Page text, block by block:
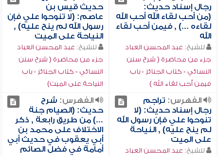
رجال إسناد حديث:
(من أحب لقاء الله أحب الله
لقاءه ...) , فيمن أحب لقاء
الله
للشيخ: عبد المحسن العباد
جزء من محاضرة ( شرح سنن
النسائي - كتاب الجنائز - باب
فيمن أحب لقاء الله )
حديث قيس بن
عاصم: (لا تنوحوا علي فإن
رسول الله لم ينح عليه) ,
النياحة على الميت
للشيخ: عبد المحسن العباد
جزء من محاضرة ( شرح سنن
النسائي - كتاب الجنائز - باب
النياحة على الميت)
الفهرس: تراجم
رجال إسناد حديث: (لا
تنوحوا علي فإن رسول الله
لم ينح عليه) , النياحة
على الميت
للشيخ: عبد المحسن العباد
الفهرس: شرح
حديث: (الصيام جنة
...) من طريق رابعة , ذكر
الاختلاف على محمد بن
أبي يعقوب في حديث أبي
أمامة في فضل الصائم